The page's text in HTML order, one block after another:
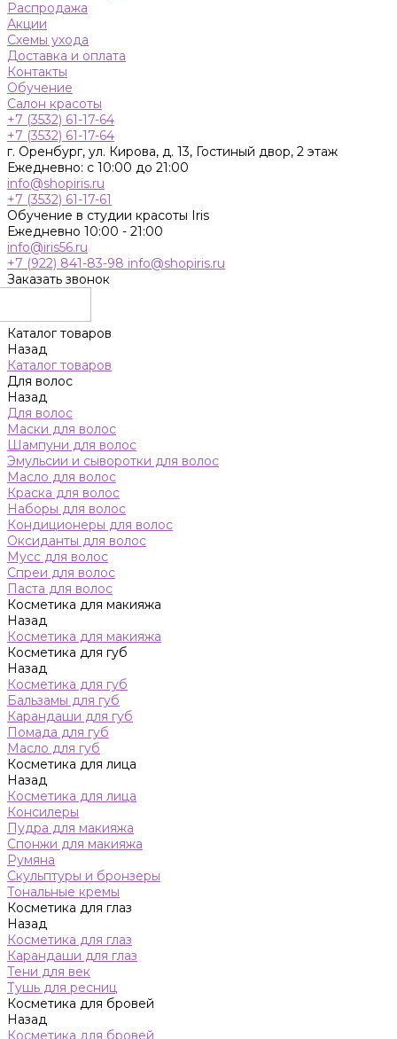
Распродажа
Акции
Схемы ухода
Доставка и оплата
Контакты
Обучение
Салон красоты
+7 (3532) 61-17-64
+7 (3532) 61-17-64
г. Оренбург, ул. Кирова, д. 13, Гостиный двор, 2 этаж
Ежедневно: с 10:00 до 21:00
info@shopiris.ru
+7 (3532) 61-17-61
Обучение в студии красоты Iris
Ежедневно 10:00 - 21:00
info@iris56.ru
+7 (922) 841-83-98 info@shopiris.ru
Заказать звонок
Каталог товаров
Назад
Каталог товаров
Для волос
Назад
Для волос
Маски для волос
Шампуни для волос
Эмульсии и сыворотки для волос
Масло для волос
Краска для волос
Наборы для волос
Кондиционеры для волос
Оксиданты для волос
Мусс для волос
Спреи для волос
Паста для волос
Косметика для макияжа
Назад
Косметика для макияжа
Косметика для губ
Назад
Косметика для губ
Бальзамы для губ
Карандаши для губ
Помада для губ
Масло для губ
Косметика для лица
Назад
Косметика для лица
Консилеры
Пудра для макияжа
Спонжи для макияжа
Румяна
Скульптуры и бронзеры
Тональные кремы
Косметика для глаз
Назад
Косметика для глаз
Карандаши для глаз
Тени для век
Тушь для ресниц
Косметика для бровей
Назад
Косметика для бровей